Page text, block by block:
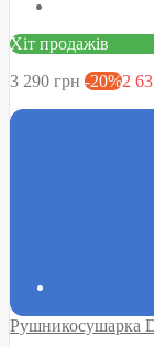
Хіт продажів
3 290 грн -20%2
Рушникосушарка